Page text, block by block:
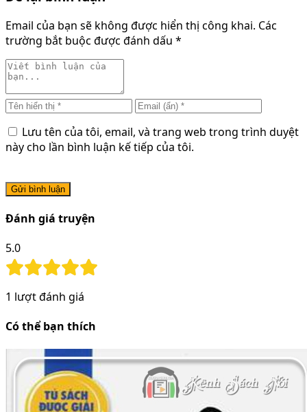
Email của bạn sẽ không được hiển thị công khai. Các
trường bắt buộc được đánh dấu *
Lưu tên của tôi, email, và trang web trong trình duyệt
này cho lần bình luận kế tiếp của tôi.
Gửi bình luận
Đánh giá truyện
5.0
1 lượt đánh giá
Có thể bạn thích